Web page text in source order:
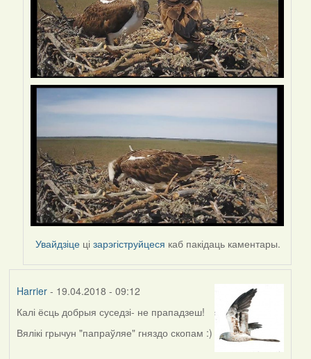
Увайдзіце цізарэгіструйцеся каб пакідаць каментары.
Harrier- 19.04.2018 - 09:12
Калі ёсць добрыя суседзі- не прападзеш!
Вялікі грычун "папраўляе" гняздо скопам :)